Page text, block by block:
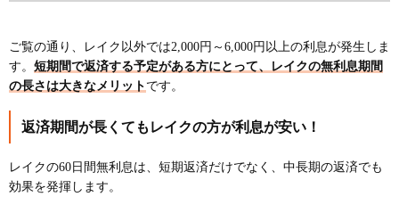
ご覧の通り、レイク以外では2,000円～6,000円以上の利息が発生しま
す。 短期間で返済する予定がある方にとって、レイクの無利息期間
の長さは大きなメリット です。
返済期間が長くてもレイクの方が利息が安い！
レイクの60日間無利息は、短期返済だけでなく、中長期の返済でも
効果を発揮します。